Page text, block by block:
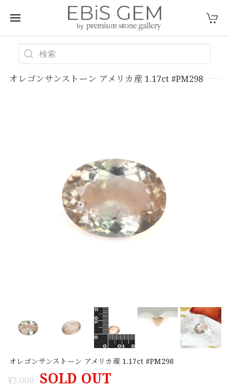
オレゴンサンストーン アメリカ産 1.17ct #PM298
オレゴンサンストーン アメリカ産 1.17ct #PM298
¥3,000 SOLD OUT